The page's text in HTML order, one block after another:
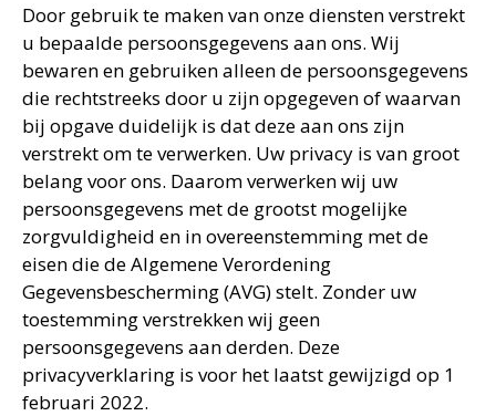
Door gebruik te maken van onze diensten verstrekt
u bepaalde persoonsgegevens aan ons. Wij
bewaren en gebruiken alleen de persoonsgegevens
die rechtstreeks door u zijn opgegeven of waarvan
bij opgave duidelijk is dat deze aan ons zijn
verstrekt om te verwerken. Uw privacy is van groot
belang voor ons. Daarom verwerken wij uw
persoonsgegevens met de grootst mogelijke
zorgvuldigheid en in overeenstemming met de
eisen die de Algemene Verordening
Gegevensbescherming (AVG) stelt. Zonder uw
toestemming verstrekken wij geen
persoonsgegevens aan derden. Deze
privacyverklaring is voor het laatst gewijzigd op 1
februari 2022.